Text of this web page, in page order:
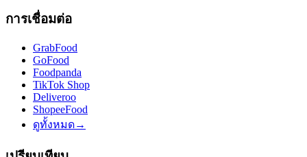
การเชื่อมต่อ
GrabFood
GoFood
Foodpanda
TikTok Shop
Deliveroo
ShopeeFood
ดูทั้งหมด→